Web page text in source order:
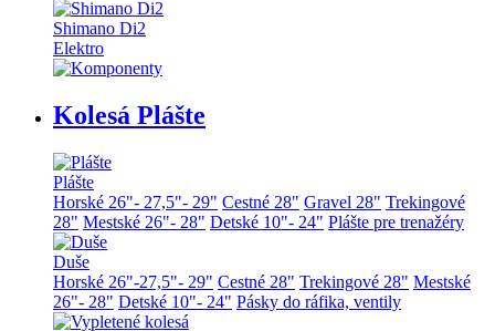
Shimano Di2
Elektro
Kolesá Plášte
Plášte
Horské 26"- 27,5"- 29" Cestné 28" Gravel 28" Trekingové
28" Mestské 26"- 28" Detské 10"- 24" Plášte pre trenažéry
Duše
Horské 26"-27,5"- 29" Cestné 28" Trekingové 28" Mestské
26"- 28" Detské 10"- 24" Pásky do ráfika, ventily